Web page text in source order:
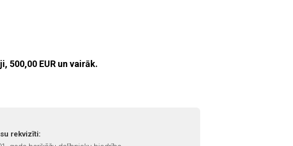
500,00 EUR un vairāk.
rekvizīti: